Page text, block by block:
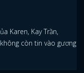
Karen, Kay Trần,
còn tin vào gương